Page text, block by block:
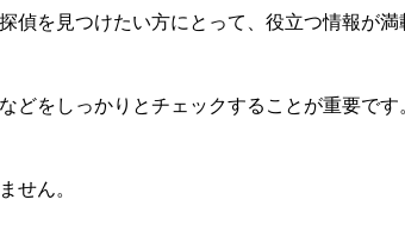
を見つけたい方にとって、役立つ情報が満
をしっかりとチェックすることが重要です。
せん。